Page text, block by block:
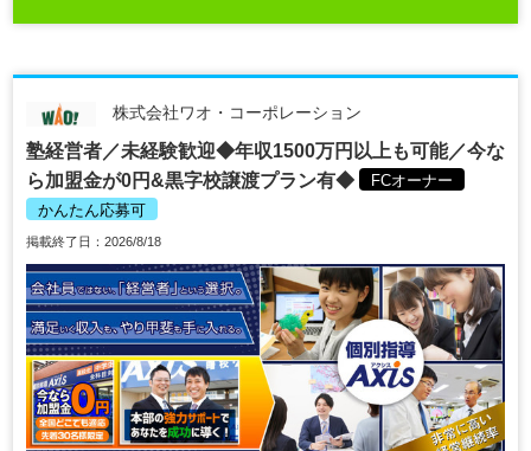
株式会社ワオ・コーポレーション
塾経営者／未経験歓迎◆年収1500万円以上も可能／今な
ら加盟金が0円&黒字校譲渡プラン有◆
FCオーナー
かんたん応募可
掲載終了日：2026/8/18